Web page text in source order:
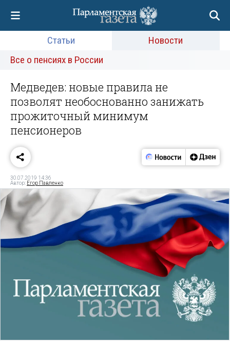
Статьи
Новости
Все о пенсиях в России
Медведев: новые правила не
позволят необоснованно занижать
прожиточный минимум
пенсионеров
30.07.2019 14:36
Автор: Егор Павленко